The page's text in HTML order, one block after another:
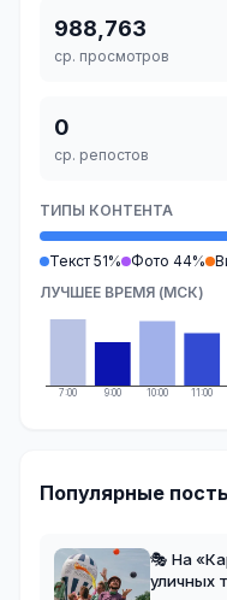
988,763
ср. просмотров
0
ср. репостов
ТИПЫ КОНТЕНТА
Текст 51% Фото 44%
ЛУЧШЕЕ ВРЕМЯ (МСК)
7:00 9:00 10:00 11:00
Популярные
🎭 На
уличных театров